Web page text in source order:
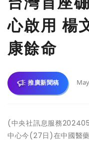
心啟用 楊
康餘命
推廣新聞稿
(中央社訊息服務
中心今(27日)在中國醫